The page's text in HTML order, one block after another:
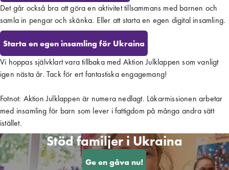
Det går också bra att göra en aktivitet tillsammans med barnen och
samla in pengar och skänka. Eller att starta en egen digital insamling.
Starta en egen insamling för Ukraina
Vi hoppas självklart vara tillbaka med Aktion Julklappen som vanligt
igen nästa år. Tack för ert fantastiska engagemang!
Fotnot: Aktion Julklappen är numera nedlagt. Läkarmissionen arbetar
med insamling för barn som lever i fattigdom på många andra sätt
istället.
Stöd familjer i Ukraina
Ge en gåva nu!